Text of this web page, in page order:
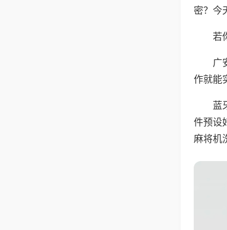
密？今
若
广
作就能
蓝
件预设
麻将机